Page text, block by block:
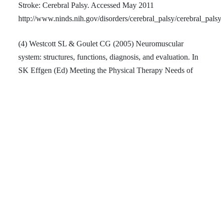
Stroke: Cerebral Palsy. Accessed May 2011
http://www.ninds.nih.gov/disorders/cerebral_palsy/
(4) Westcott SL & Goulet CG (2005) Neuromuscular
system: structures, functions, diagnosis, and evaluation. In
SK Effgen (Ed) Meeting the Physical Therapy Needs of